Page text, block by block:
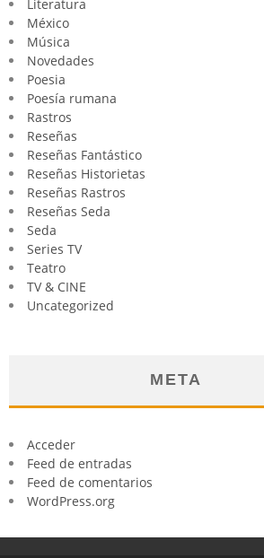
Literatura
México
Música
Novedades
Poesia
Poesía rumana
Rastros
Reseñas
Reseñas Fantástico
Reseñas Historietas
Reseñas Rastros
Reseñas Seda
Seda
Series TV
Teatro
TV & CINE
Uncategorized
META
Acceder
Feed de entradas
Feed de comentarios
WordPress.org